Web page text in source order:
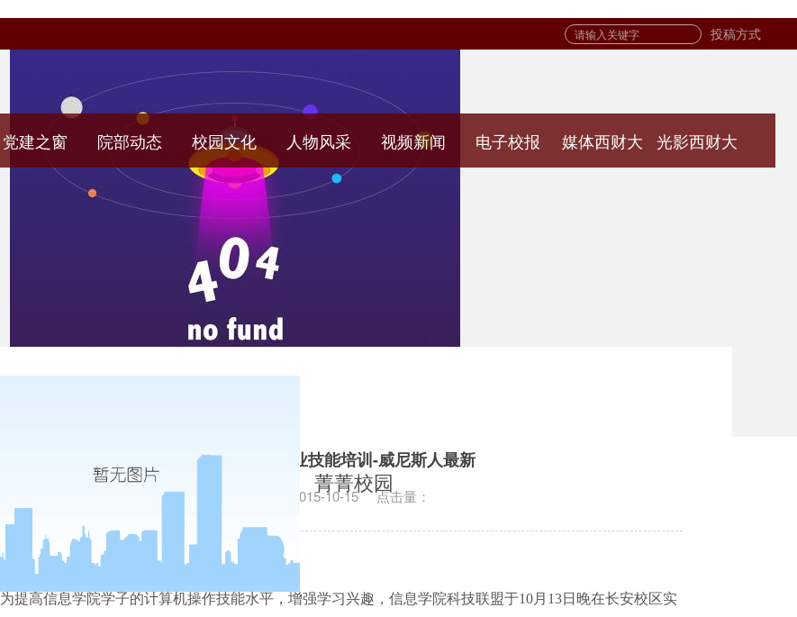
投稿方式
党建之窗 院部动态 校园文化 人物风采 视频新闻 电子校报 媒体西财大 光影西财大
菁菁校园
信息学院开展专业技能培训-威尼斯人最新
发布日期：2015-10-15 点击量：
为提高信息学院学子的计算机操作技能水平，增强学习兴趣，信息学院科技联盟于10月 13日晚在长安校区实